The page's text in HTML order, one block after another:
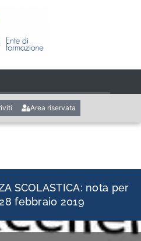
Area riservata
SCOLASTICA: nota per
febbraio 2019